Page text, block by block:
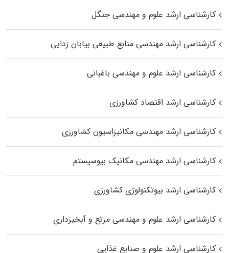
کارشناسی ارشد علوم و مهندسی جنگل
کارشناسی ارشد مهندسی منابع طبیعی بیابان زدایی
کارشناسی ارشد علوم و مهندسی باغبانی
کارشناسی ارشد اقتصاد کشاورزی
کارشناسی ارشد مهندسی مکانیزاسیون کشاورزی
کارشناسی ارشد مهندسی مکانیک بیوسیستم
کارشناسی ارشد بیوتکنولوژی کشاورزی
کارشناسی ارشد علوم و مهندسی مرتع و آبخیزداری
کارشناسی ارشد علوم و صنایع غذایی